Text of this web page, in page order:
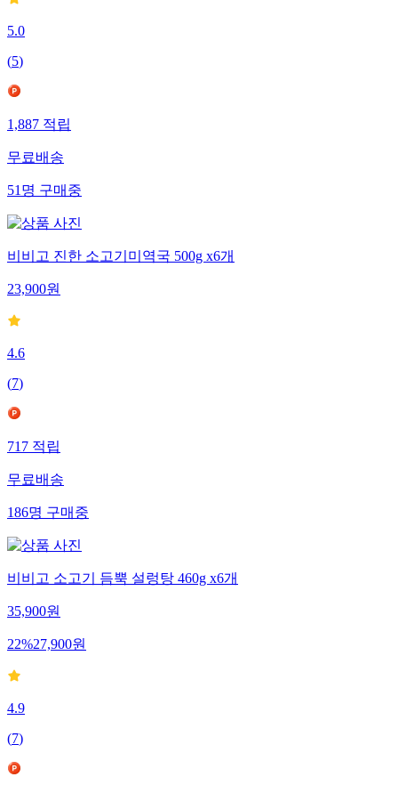
5.0
(5)
1,887적립
무료배송
51명구매중
비비고 진한 소고기미역국 500g x6개
23,900원
4.6
(7)
717적립
무료배송
186명구매중
비비고 소고기 듬뿍 설렁탕 460g x6개
35,900원
22%27,900원
4.9
(7)